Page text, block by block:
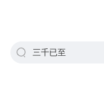
三千已至